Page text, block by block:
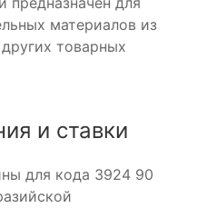
материалов из
товарных
и ставки
для кода 3924 90